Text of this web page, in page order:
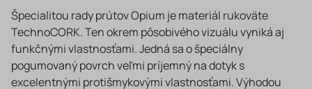
Špecialitou rady prútov Opium je materiál rukoväte
TechnoCORK. Ten okrem pôsobivého vizuálu vyniká aj
funkčnými vlastnosťami. Jedná sa o špeciálny
pogumovaný povrch veľmi príjemný na dotyk s
excelentnými protišmykovými vlastnosťami. Výhodou